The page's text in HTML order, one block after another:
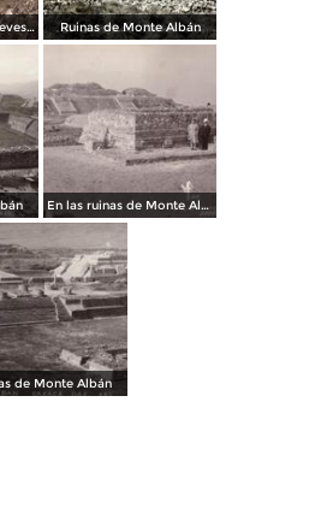
Lápidas con bajorrelieves (circa 1920) Ruinas de Monte Albán
En las ruinas de Monte Albán
de Monte Albán